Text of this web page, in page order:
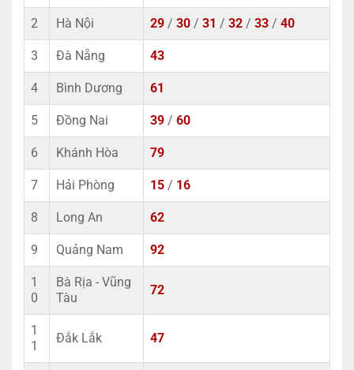
2 Hà Nội 29 / 30 / 31 / 32 / 33 / 40
3 Đà Nẵng 43
4 Bình Dương 61
5 Đồng Nai 39 / 60
6 Khánh Hòa 79
7 Hải Phòng 15 / 16
8 Long An 62
9 Quảng Nam 92
1
0
Bà Rịa - Vũng
Tàu
72
1
1
Đắk Lắk 47